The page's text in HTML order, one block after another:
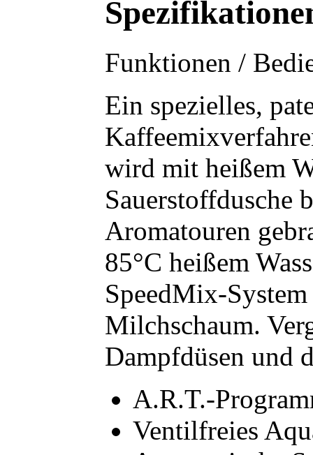
Funktionen /
Ein spezielles,
wird mit heißem
Sauerstoffdusche
Aromatouren
85°C heißem
SpeedMix-
Milchschaum.
Dampfdüsen und
A.R.T.-
Ventilfreies